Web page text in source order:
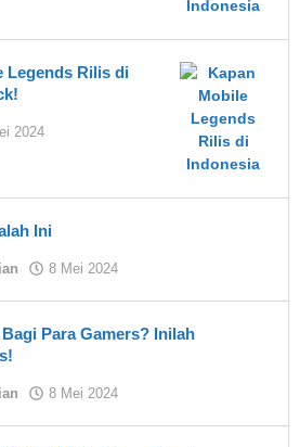
Legends Rilis di
2024
Ini
8 Mei 2024
Para Gamers? Inilah
8 Mei 2024